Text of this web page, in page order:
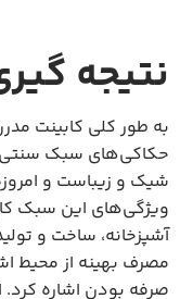
نتیجه
به طور کلی کابینت
حکاکی‌های سبک سنتی
شیک و زیباست و
ویژگی‌های این سبک
آشپزخانه، ساخت و
مصرف بهینه از محیط
صرفه بودن اشاره کرد.